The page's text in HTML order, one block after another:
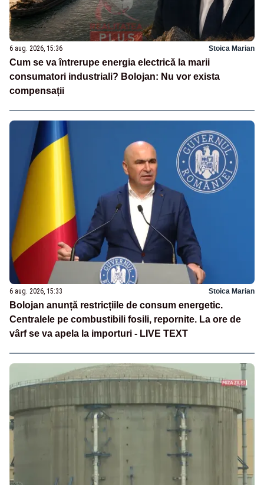
6 aug. 2026, 15:36 Stoica Marian
Cum se va întrerupe energia electrică la marii
consumatori industriali? Bolojan: Nu vor exista
compensații
6 aug. 2026, 15:33 Stoica Marian
Bolojan anunță restricțiile de consum energetic.
Centralele pe combustibili fosili, repornite. La ore de
vârf se va apela la importuri - LIVE TEXT